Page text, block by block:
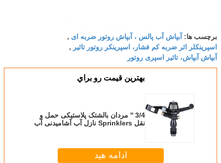
برچسب ها: آبپاش آب پالس ، آبپاش روتور ضربه ای ,
اسپرینکلر اثر ضربه کم فشار، اسپرینکر روتور تاثیر ,
آبپاش آبپاش، تاثیر اسپری روتور
بهترين قيمت رو براي
3/4 '' مردان بالشتک پلاستیکی حمل و
نقل Sprinklers نازل آب آشامیدنی آب
ادامه هید